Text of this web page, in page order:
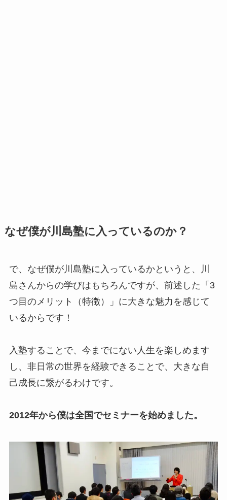
なぜ僕が川島塾に入っているのか？
で、なぜ僕が川島塾に入っているかというと、川
島さんからの学びはもちろんですが、前述した「3
つ目のメリット（特徴）」に大きな魅力を感じて
いるからです！
入塾することで、今までにない人生を楽しめます
し、非日常の世界を経験できることで、大きな自
己成長に繋がるわけです。
2012年から僕は全国でセミナーを始めました。